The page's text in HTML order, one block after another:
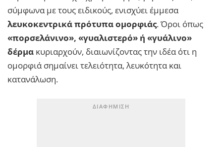
σύμφωνα με τους ειδικούς, ενισχύει έμμεσα
λευκοκεντρικά πρότυπα ομορφιάς. Όροι όπως
«πορσελάνινο», «γυαλιστερό» ή «γυάλινο»
δέρμα κυριαρχούν, διαιωνίζοντας την ιδέα ότι η
ομορφιά σημαίνει τελειότητα, λευκότητα και
κατανάλωση.